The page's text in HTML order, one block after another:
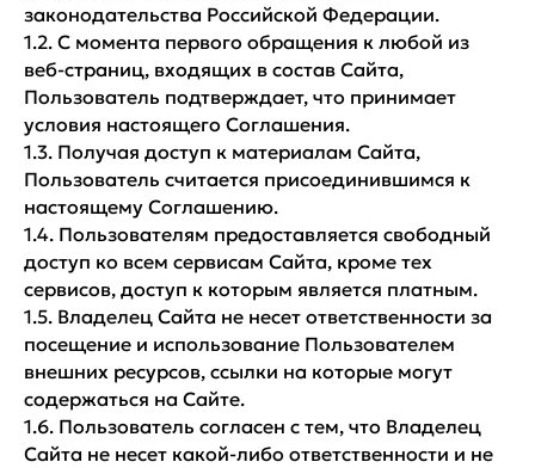
законодательства Российской Федерации.
1.2. С момента первого обращения к любой из
веб-страниц, входящих в состав Сайта,
Пользователь подтверждает, что принимает
условия настоящего Соглашения.
1.3. Получая доступ к материалам Сайта,
Пользователь считается присоединившимся к
настоящему Соглашению.
1.4. Пользователям предоставляется свободный
доступ ко всем сервисам Сайта, кроме тех
сервисов, доступ к которым является платным.
1.5. Владелец Сайта не несет ответственности за
посещение и использование Пользователем
внешних ресурсов, ссылки на которые могут
содержаться на Сайте.
1.6. Пользователь согласен с тем, что Владелец
Сайта не несет какой-либо ответственности и не